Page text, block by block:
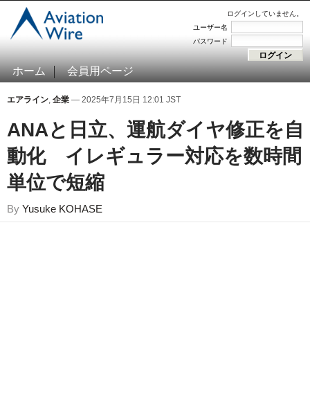
ログインしていません。
ユーザー名
パスワード
ホーム 会員用ページ
エアライン, 企業 — 2025年7月15日 12:01 JST
ANAと日立、運航ダイヤ修正を自
動化 イレギュラー対応を数時間
単位で短縮
By Yusuke KOHASE